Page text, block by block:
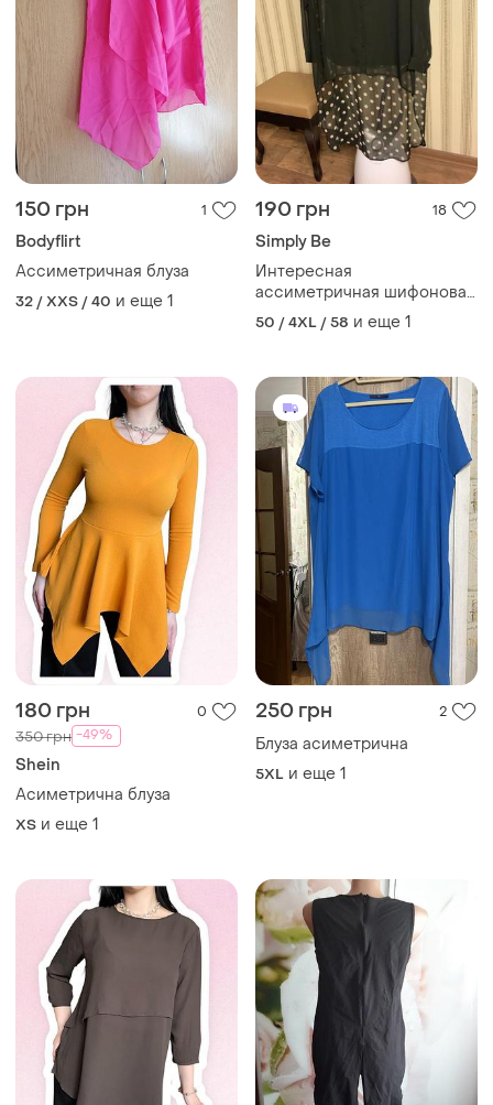
150 грн 1
Bodyflirt
Ассиметричная блуза
32 / XXS / 40 и еще 1
190 грн 18
Simply Be
Интересная
ассиметричная шифоновая
блуза
50 / 4XL / 58 и еще 1
180 грн 0
350 грн -49%
Shein
Асиметрична блуза
ХS и еще 1
250 грн 2
Блуза асиметрична
5XL и еще 1